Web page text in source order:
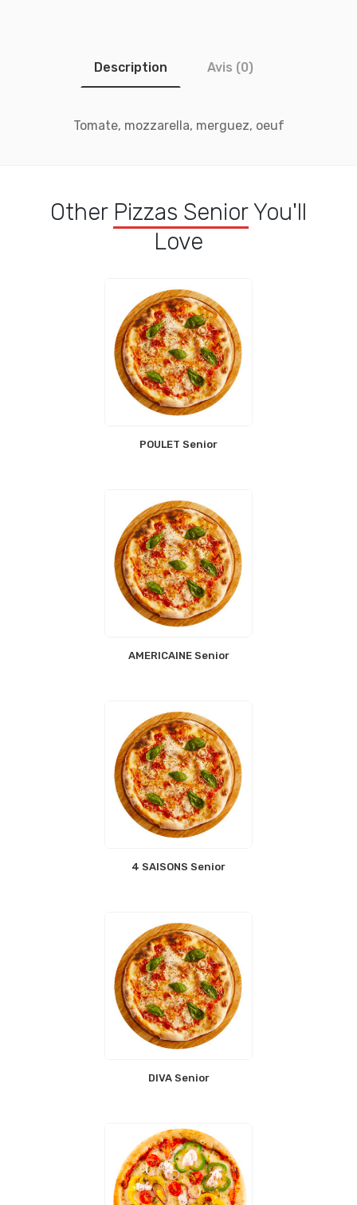
Description Avis (0)
Tomate, mozzarella, merguez, oeuf
Other Pizzas Senior You'll
Love
POULET Senior
AMERICAINE Senior
4 SAISONS Senior
DIVA Senior